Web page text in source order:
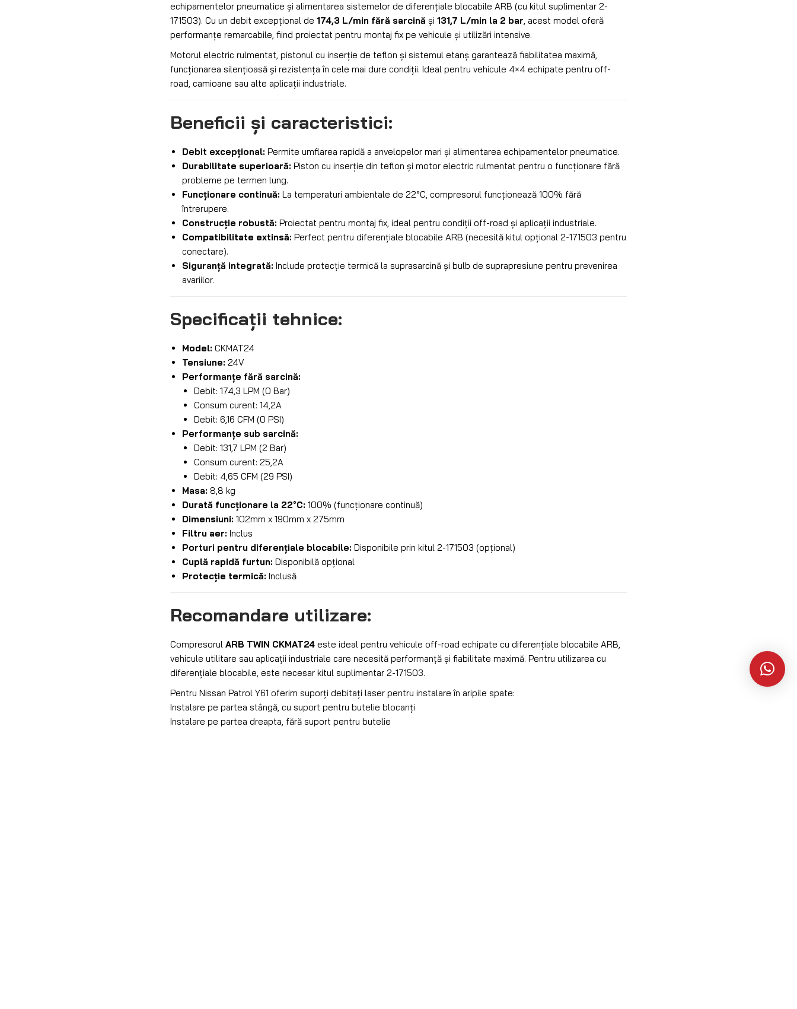
echipamentelor pneumatice și alimentarea sistemelor de diferențiale blocabile ARB (cu kitul suplimentar 2-
171503). Cu un debit excepțional de 174,3 L/min fără sarcină și 131,7 L/min la 2 bar, acest model oferă
performanțe remarcabile, fiind proiectat pentru montaj fix pe vehicule și utilizări intensive.
Motorul electric rulmentat, pistonul cu inserție de teflon și sistemul etanș garantează fiabilitatea maximă,
funcționarea silențioasă și rezistența în cele mai dure condiții. Ideal pentru vehicule 4×4 echipate pentru off-
road, camioane sau alte aplicații industriale.
Beneficii și caracteristici:
Debit excepțional: Permite umflarea rapidă a anvelopelor mari și alimentarea echipamentelor pneumatice.
Durabilitate superioară: Piston cu inserție din teflon și motor electric rulmentat pentru o funcționare fără
probleme pe termen lung.
Funcționare continuă: La temperaturi ambientale de 22°C, compresorul funcționează 100% fără
întrerupere.
Construcție robustă: Proiectat pentru montaj fix, ideal pentru condiții off-road și aplicații industriale.
Compatibilitate extinsă: Perfect pentru diferențiale blocabile ARB (necesită kitul opțional 2-171503 pentru
conectare).
Siguranță integrată: Include protecție termică la suprasarcină și bulb de suprapresiune pentru prevenirea
avariilor.
Specificații tehnice:
Model: CKMAT24
Tensiune: 24V
Performanțe fără sarcină:
Debit: 174,3 LPM (0 Bar)
Consum curent: 14,2A
Debit: 6,16 CFM (0 PSI)
Performanțe sub sarcină:
Debit: 131,7 LPM (2 Bar)
Consum curent: 25,2A
Debit: 4,65 CFM (29 PSI)
Masa: 8,8 kg
Durată funcționare la 22°C: 100% (funcționare continuă)
Dimensiuni: 102mm x 190mm x 275mm
Filtru aer: Inclus
Porturi pentru diferențiale blocabile: Disponibile prin kitul 2-171503 (opțional)
Cuplă rapidă furtun: Disponibilă opțional
Protecție termică: Inclusă
Recomandare utilizare:
Compresorul ARB TWIN CKMAT24 este ideal pentru vehicule off-road echipate cu diferențiale blocabile ARB,
vehicule utilitare sau aplicații industriale care necesită performanță și fiabilitate maximă. Pentru utilizarea cu
diferențiale blocabile, este necesar kitul suplimentar 2-171503.
Pentru Nissan Patrol Y61 oferim suporți debitați laser pentru instalare în aripile spate:
Instalare pe partea stângă, cu suport pentru butelie blocanți
Instalare pe partea dreapta, fără suport pentru butelie